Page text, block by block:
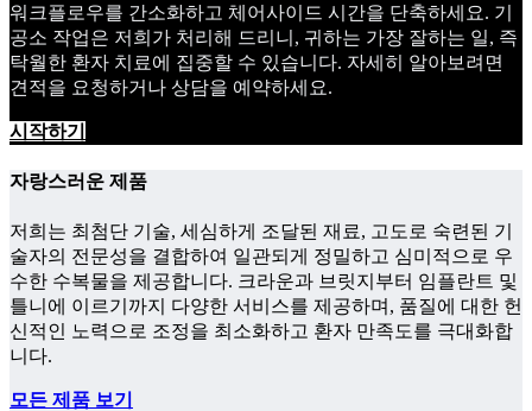
워크플로우를 간소화하고 체어사이드 시간을 단축하세요. 기
공소 작업은 저희가 처리해 드리니, 귀하는 가장 잘하는 일, 즉
탁월한 환자 치료에 집중할 수 있습니다. 자세히 알아보려면
견적을 요청하거나 상담을 예약하세요.
시작하기
자랑스러운 제품
저희는 최첨단 기술, 세심하게 조달된 재료, 고도로 숙련된 기
술자의 전문성을 결합하여 일관되게 정밀하고 심미적으로 우
수한 수복물을 제공합니다. 크라운과 브릿지부터 임플란트 및
틀니에 이르기까지 다양한 서비스를 제공하며, 품질에 대한 헌
신적인 노력으로 조정을 최소화하고 환자 만족도를 극대화합
니다.
모든 제품 보기